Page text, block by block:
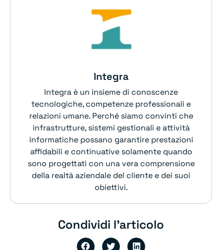
Integra
Integra è un insieme di conoscenze
tecnologiche, competenze professionali e
relazioni umane. Perché siamo convinti che
infrastrutture, sistemi gestionali e attività
informatiche possano garantire prestazioni
affidabili e continuative solamente quando
sono progettati con una vera comprensione
della realtà aziendale del cliente e dei suoi
obiettivi.
Condividi l'articolo